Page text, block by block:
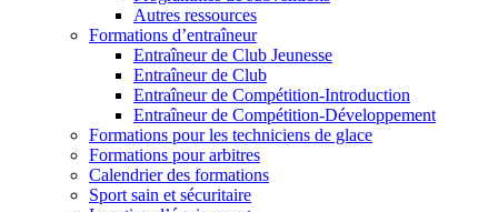
Autres ressources
Formations d’entraîneur
Entraîneur de Club Jeunesse
Entraîneur de Club
Entraîneur de Compétition-Introduction
Entraîneur de Compétition-Développement
Formations pour les techniciens de glace
Formations pour arbitres
Calendrier des formations
Sport sain et sécuritaire